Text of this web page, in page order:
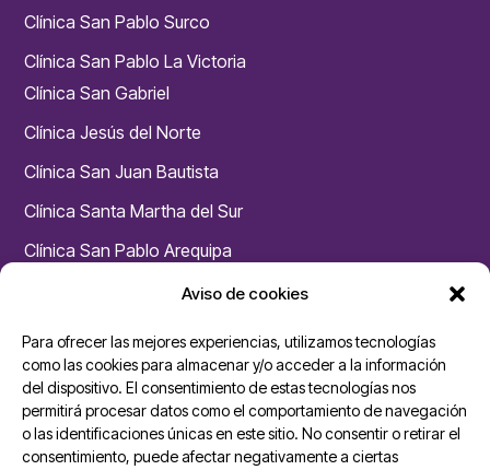
Aviso de cookies
Para ofrecer las mejores experiencias, utilizamos tecnologías
como las cookies para almacenar y/o acceder a la información
del dispositivo. El consentimiento de estas tecnologías nos
permitirá procesar datos como el comportamiento de navegación
o las identificaciones únicas en este sitio. No consentir o retirar el
consentimiento, puede afectar negativamente a ciertas
Clínica San Pablo Surco
Clínica San Pablo La Victoria
Clínica San Gabriel
Clínica Jesús del Norte
Clínica San Juan Bautista
Clínica Santa Martha del Sur
Clínica San Pablo Arequipa
Clínica San Pablo Huaraz
Unidades San Pablo
Ambulancias Cardiomóvil
Dermoesthetik San Pablo